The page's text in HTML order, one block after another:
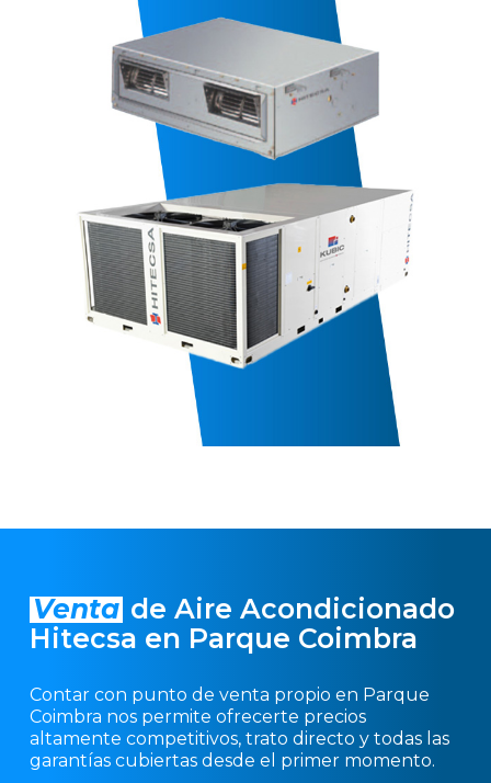
Venta de Aire Acondicionado
Hitecsa en Parque Coimbra
Contar con punto de venta propio en Parque
Coimbra nos permite ofrecerte precios
altamente competitivos, trato directo y todas las
garantías cubiertas desde el primer momento.